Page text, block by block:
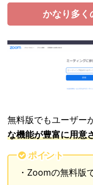
かなり多く
無料版でもユーザー
な機能が豊富に用意
ポイント
・Zoomの無料版